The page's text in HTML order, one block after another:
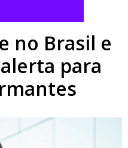
no Brasil e
para